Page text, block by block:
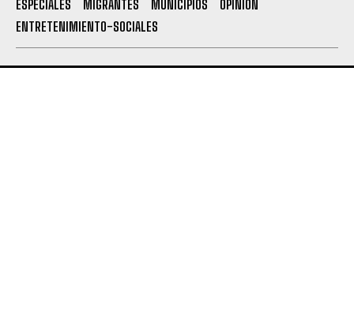
ESPECIALES MIGRANTES MUNICIPIOS
OPINION
ENTRETENIMIENTO-SOCIALES